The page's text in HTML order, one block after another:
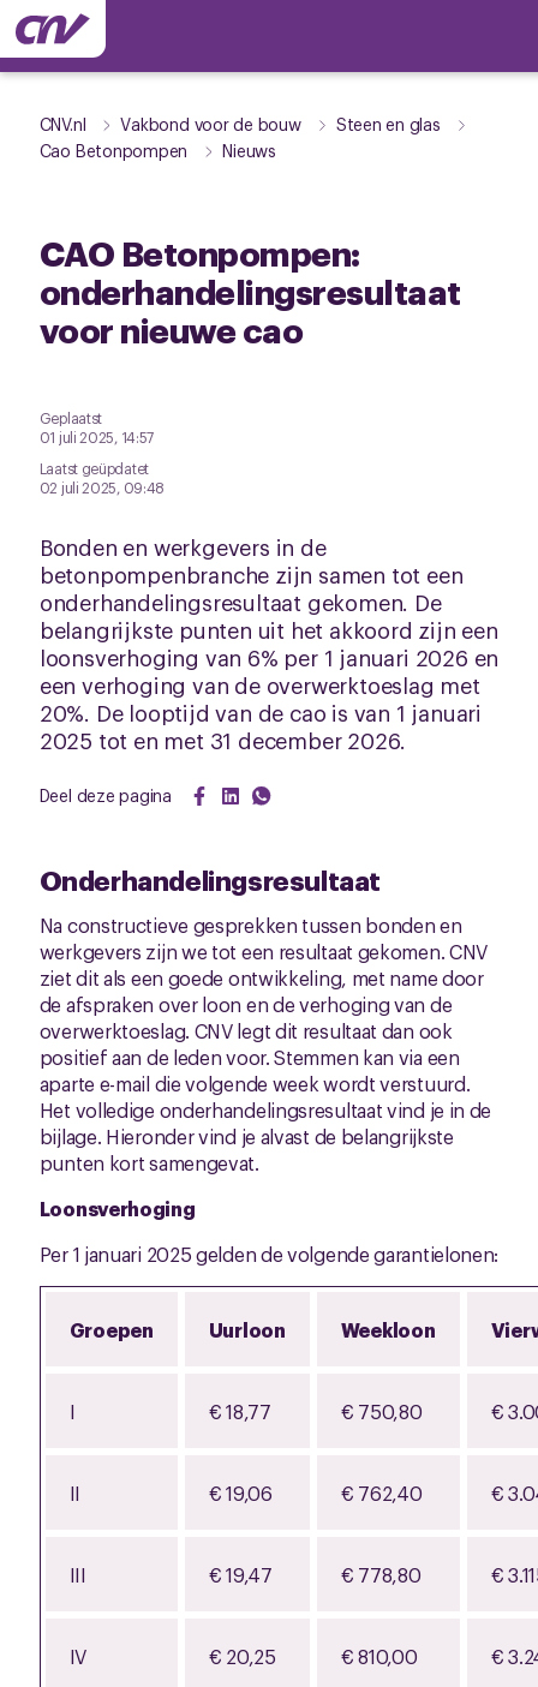
CNV.nl Vakbond voor de bouw
Steen en glas
Cao Betonpompen
Nieuws
CAO Betonpompen:
onderhandelingsresultaat
voor nieuwe cao
Geplaatst
01 juli 2025, 14:57
Laatst geüpdatet
02 juli 2025, 09:48
Bonden en werkgevers in de
betonpompenbranche zijn samen tot een
onderhandelingsresultaat gekomen. De
belangrijkste punten uit het akkoord zijn een
loonsverhoging van 6% per 1 januari 2026 en
een verhoging van de overwerktoeslag met
20%. De looptijd van de cao is van 1 januari
2025 tot en met 31 december 2026.
Deel deze pagina
Onderhandelingsresultaat
Na constructieve gesprekken tussen bonden en
werkgevers zijn we tot een resultaat gekomen. CNV
ziet dit als een goede ontwikkeling, met name door
de afspraken over loon en de verhoging van de
overwerktoeslag. CNV legt dit resultaat dan ook
positief aan de leden voor. Stemmen kan via een
aparte e-mail die volgende week wordt verstuurd.
Het volledige onderhandelingsresultaat vind je in de
bijlage. Hieronder vind je alvast de belangrijkste
punten kort samengevat.
Loonsverhoging
Per 1 januari 2025 gelden de volgende garantielonen:
Groepen Uurloon Weekloon
I € 18,77 € 750,80 €
II € 19,06 € 762,40 €
III € 19,47 € 778,80 €
IV € 20,25 € 810,00 €